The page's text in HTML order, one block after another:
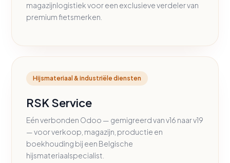
magazijnlogistiek voor een exclusieve verdeler van
premium fietsmerken.
Hijsmateriaal & industriële diensten
RSK Service
Eén verbonden Odoo — gemigreerd van v16 naar v19
— voor verkoop, magazijn, productie en
boekhouding bij een Belgische
hijsmateriaalspecialist.